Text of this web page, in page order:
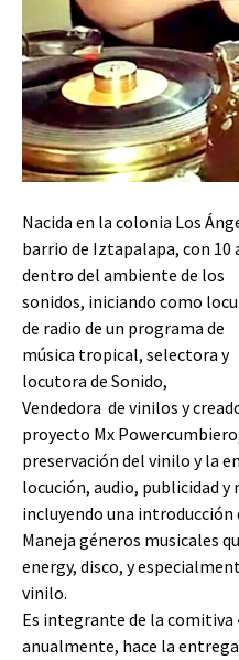
Nacida en la colonia Los
barrio de Iztapalapa, con 10
dentro del ambiente de los
sonidos, iniciando como
de radio de un programa de
música tropical, selectora y
locutora de Sonido,
Vendedora de vinilos y
proyecto Mx
preservación del vinilo y la
locución, audio, publicidad
incluyendo una introducción
Maneja géneros musicales
energy, disco, y
vinilo.
Es integrante de la comitiva
anualmente, hace la